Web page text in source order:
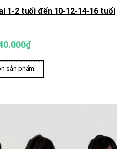
1-2 tuổi đến 10-12-14-16 tuổi
sản phẩm